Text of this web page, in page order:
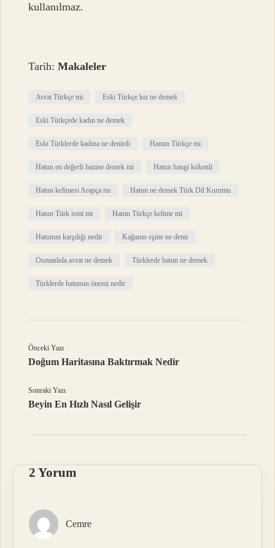
kullanılmaz.
Tarih:Makaleler
Avrat Türkçe mi Eski Türkçe kız ne demek
Eski Türkçede kadın ne demek
Eski Türklerde kadına ne denirdi Hanım Türkçe mi
Hatun en değerli hazine demek mi Hatun hangi kökenli
Hatun kelimesi Arapça mı Hatun ne demek Türk Dil Kurumu
Hatun Türk ismi mi Hatun Türkçe kelime mi
Hatunun karşılığı nedir Kağanın eşine ne denir
Osmanlıda avrat ne demek Türklerde hatun ne demek
Türklerde hatunun önemi nedir
Önceki Yazı
Doğum Haritasına Baktırmak Nedir
Sonraki Yazı
Beyin En Hızlı Nasıl Gelişir
2 Yorum
Cemre